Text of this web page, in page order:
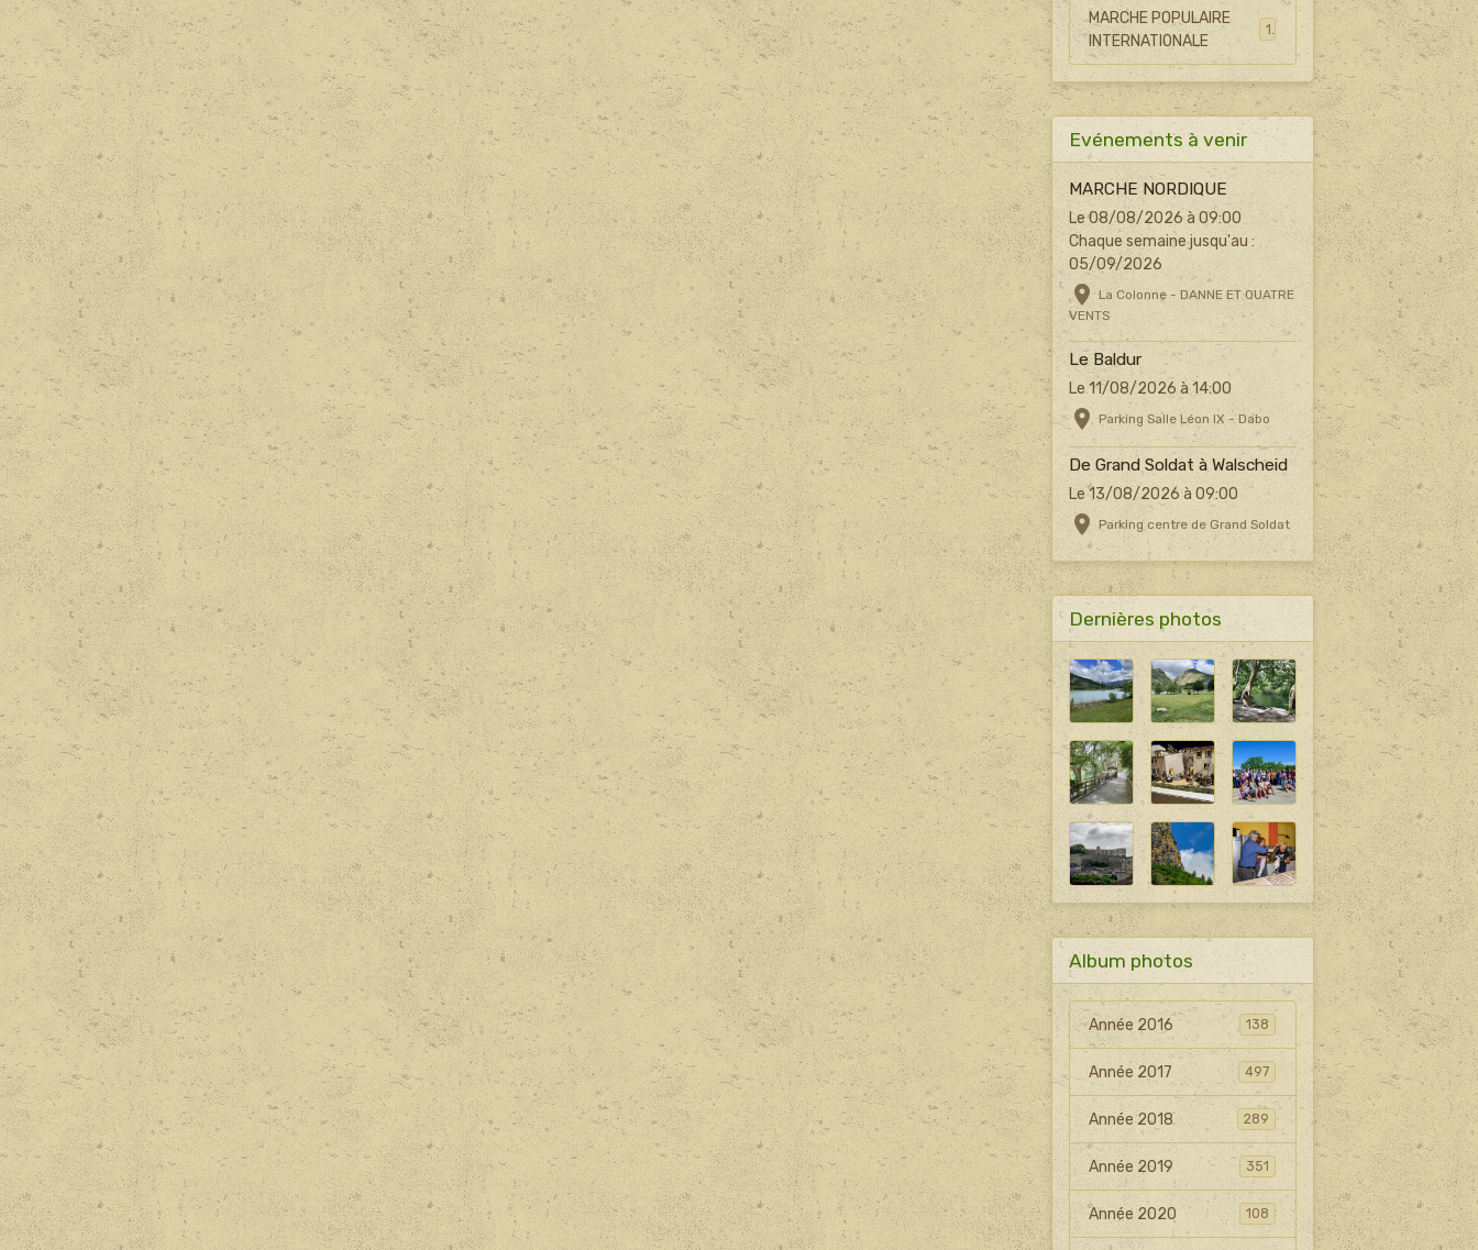
MARCHE POPULAIRE
INTERNATIONALE
Evénements à venir
MARCHE NORDIQUE
Le 08/08/2026 à 09:00
Chaque semaine jusqu'au :
05/09/2026
La Colonne - DANNE ET QUATRE
VENTS
Le Baldur
Le 11/08/2026 à 14:00
Parking Salle Léon IX - Dabo
De Grand Soldat à Walscheid
Le 13/08/2026 à 09:00
Parking centre de Grand Soldat
Dernières photos
Album photos
Année 2016 138
Année 2017 497
Année 2018 289
Année 2019 351
Année 2020 108